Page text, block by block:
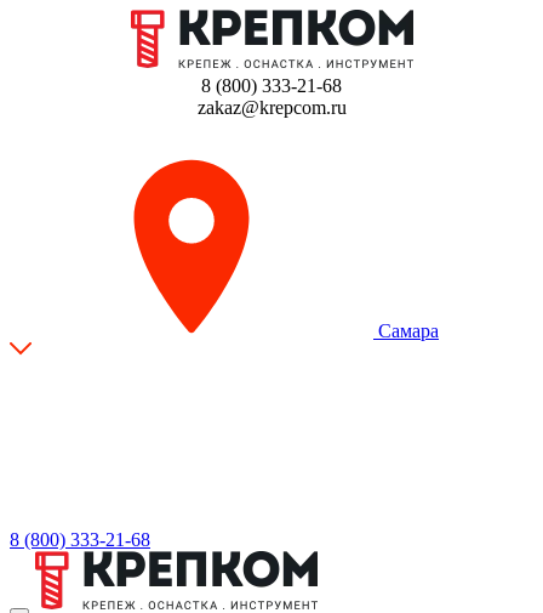
8 (800) 333-21-68
zakaz@krepcom.ru
Самара
8 (800) 333-21-68